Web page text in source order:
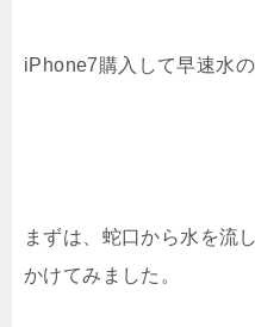
iPhone7購入して早速水
まずは、蛇口から水を流
かけてみました。